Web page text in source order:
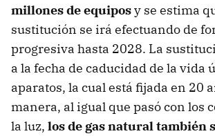
millones de equiposy se estima
sustitución se irá efectuando de
progresiva hasta 2028. La
a la fecha de caducidad de la vida
aparatos, la cual está fijada en 20
manera, al igual que pasó con los
la luz, los de gas natural también